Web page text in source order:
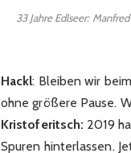
33 Jahre Edlseer:
Hackl: Bleiben wir
ohne größere Pause.
Kristoferitsch: 2019
Spuren hinterlassen.